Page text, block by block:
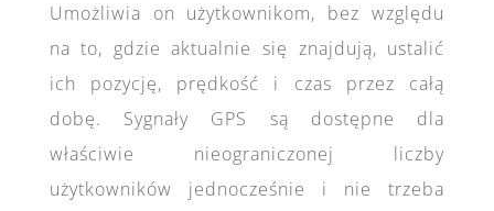
Umożliwia on użytkownikom, bez względu
na to, gdzie aktualnie się znajdują, ustalić
ich pozycję, prędkość i czas przez całą
dobę. Sygnały GPS są dostępne dla
właściwie nieograniczonej liczby
użytkowników jednocześnie i nie trzeba